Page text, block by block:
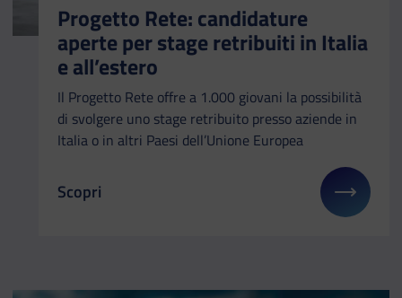
Progetto Rete: candidature
aperte per stage retribuiti in Italia
e all’estero
Il Progetto Rete offre a 1.000 giovani la possibilità
di svolgere uno stage retribuito presso aziende in
Italia o in altri Paesi dell’Unione Europea
Il link ti porterà ad avere maggiori dettagli su:
Scopri